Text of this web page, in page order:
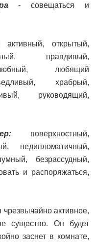
- совещаться и
активный, открытый,
правдивый,
любящий
храбрый,
руководящий,
поверхностный,
недипломатичный,
безрассудный,
и распоряжаться,
активное,
существо. Он будет
заснет в комнате,